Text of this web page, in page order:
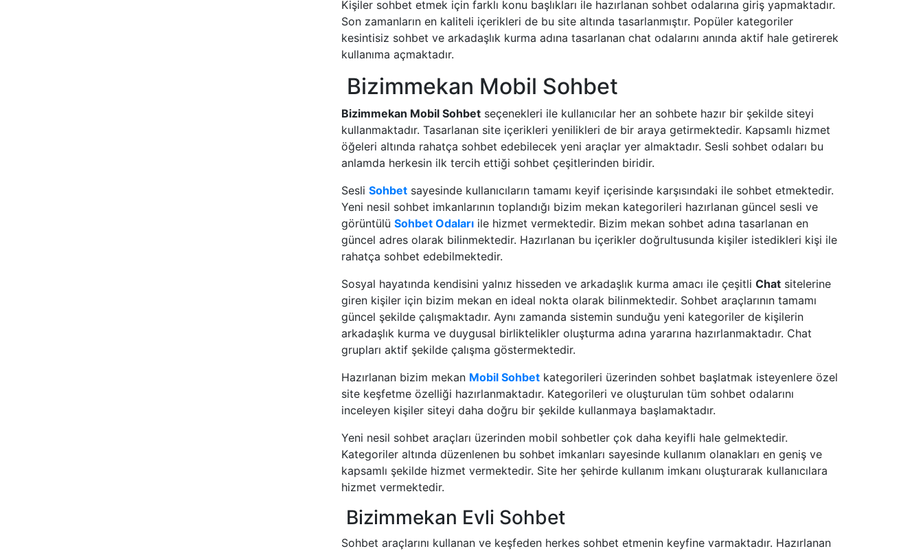
Kişiler sohbet etmek için farklı konu başlıkları ile hazırlanan sohbet odalarına giriş yapmaktadır.
Son zamanların en kaliteli içerikleri de bu site altında tasarlanmıştır. Popüler kategoriler
kesintisiz sohbet ve arkadaşlık kurma adına tasarlanan chat odalarını anında aktif hale getirerek
kullanıma açmaktadır.
Bizimmekan Mobil Sohbet
Bizimmekan Mobil Sohbet seçenekleri ile kullanıcılar her an sohbete hazır bir şekilde siteyi
kullanmaktadır. Tasarlanan site içerikleri yenilikleri de bir araya getirmektedir. Kapsamlı hizmet
öğeleri altında rahatça sohbet edebilecek yeni araçlar yer almaktadır. Sesli sohbet odaları bu
anlamda herkesin ilk tercih ettiği sohbet çeşitlerinden biridir.
Sesli Sohbet sayesinde kullanıcıların tamamı keyif içerisinde karşısındaki ile sohbet etmektedir.
Yeni nesil sohbet imkanlarının toplandığı bizim mekan kategorileri hazırlanan güncel sesli ve
görüntülü Sohbet Odaları ile hizmet vermektedir. Bizim mekan sohbet adına tasarlanan en
güncel adres olarak bilinmektedir. Hazırlanan bu içerikler doğrultusunda kişiler istedikleri kişi ile
rahatça sohbet edebilmektedir.
Sosyal hayatında kendisini yalnız hisseden ve arkadaşlık kurma amacı ile çeşitli Chat sitelerine
giren kişiler için bizim mekan en ideal nokta olarak bilinmektedir. Sohbet araçlarının tamamı
güncel şekilde çalışmaktadır. Aynı zamanda sistemin sunduğu yeni kategoriler de kişilerin
arkadaşlık kurma ve duygusal birliktelikler oluşturma adına yararına hazırlanmaktadır. Chat
grupları aktif şekilde çalışma göstermektedir.
Hazırlanan bizim mekan Mobil Sohbet kategorileri üzerinden sohbet başlatmak isteyenlere özel
site keşfetme özelliği hazırlanmaktadır. Kategorileri ve oluşturulan tüm sohbet odalarını
inceleyen kişiler siteyi daha doğru bir şekilde kullanmaya başlamaktadır.
Yeni nesil sohbet araçları üzerinden mobil sohbetler çok daha keyifli hale gelmektedir.
Kategoriler altında düzenlenen bu sohbet imkanları sayesinde kullanım olanakları en geniş ve
kapsamlı şekilde hizmet vermektedir. Site her şehirde kullanım imkanı oluşturarak kullanıcılara
hizmet vermektedir.
Bizimmekan Evli Sohbet
Sohbet araçlarını kullanan ve keşfeden herkes sohbet etmenin keyfine varmaktadır. Hazırlanan